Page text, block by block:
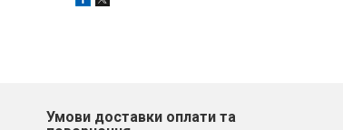
Умови доставки оплати та